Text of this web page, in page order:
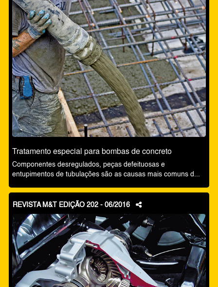
Tratamento especial para bombas de concreto
Componentes desregulados, peças defeituosas e
entupimentos de tubulações são as causas mais comuns d...
REVISTA M&T EDIÇÃO 202 - 06/2016